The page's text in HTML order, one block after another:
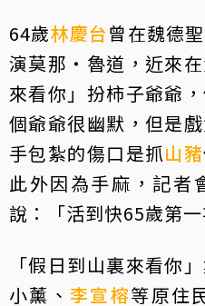
64歲林慶台曾在魏德
演莫那・魯道，近來
來看你」扮柿子爺爺
個爺爺很幽默，但是
手包紮的傷口是抓山豬
此外因為手麻，記者
說：「活到快65歲第一
「假日到山裏來看你
小薰、 李宣榕等原住